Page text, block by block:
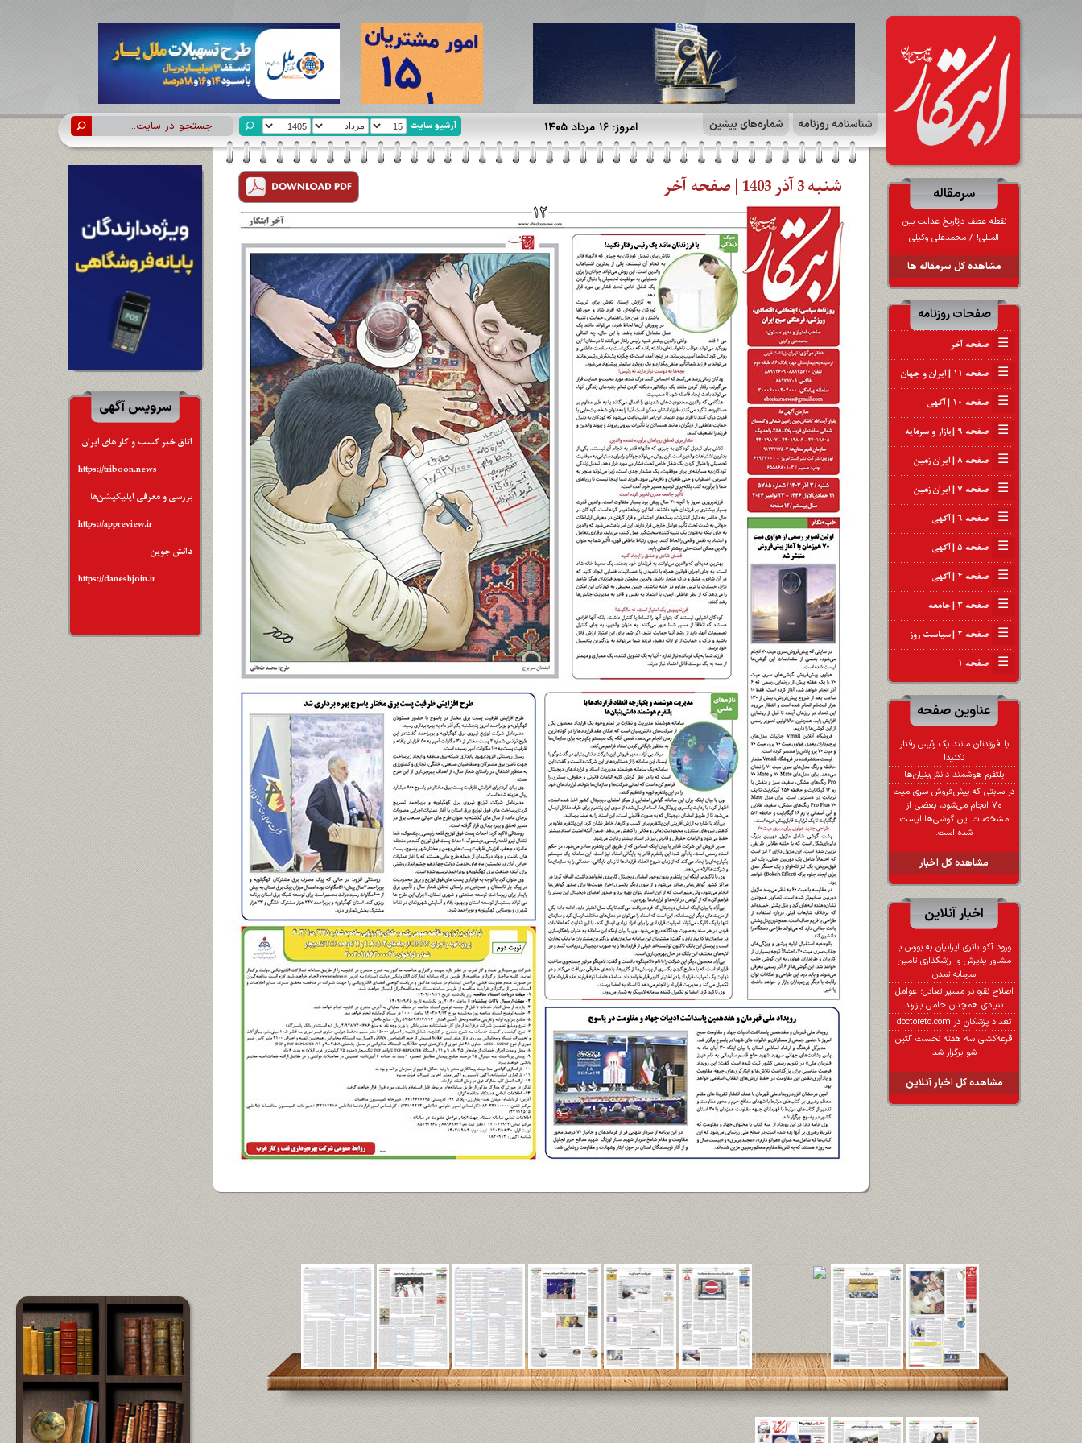
آرشیو سایت امروز: ۱۶ مرداد ۱۴۰۵ شناسنامه روزنامه شماره‌های پیشین
سرویس آگهی
اتاق خبر کسب و کار های ایران
https://triboon.news
بررسی و معرفی اپلیکیشن‌ها
https://appreview.ir
دانش جوین
https://daneshjoin.ir
سرمقاله
نقطه عطف درتاریخ عدالت بین
المللی! / محمدعلی وکیلی
مشاهده کل سرمقاله ها
صفحات روزنامه
☰ صفحه آخر
☰ صفحه ۱۱ | ایران و جهان
☰ صفحه ۱۰ | آگهی
☰ صفحه ۹ | بازار و سرمایه
☰ صفحه ۸ | ایران زمین
☰ صفحه ۷ | ایران زمین
☰ صفحه ۶ | آگهی
☰ صفحه ۵ | آگهی
☰ صفحه ۴ | آگهی
☰ صفحه ۳ | جامعه
☰ صفحه ۲ | سیاست روز
☰ صفحه ۱
عناوین صفحه
با فرزندتان مانند یک رئیس رفتار
نکنید!
پلتفرم هوشمند دانش‌بنیان‌ها
در سایتی که پیش‌فروش سری میت
۷۰ انجام می‌شود، بعضی از
مشخصات این گوشی‌ها لیست
شده است.
مشاهده کل اخبار
اخبار آنلاین
ورود آکو باتری ایرانیان به بورس با
مشاور پذیرش و ارزشگذاری تامین
سرمایه تمدن
اصلاح نقره در مسیر تعادل؛ عوامل
بنیادی همچنان حامی بازارند
تعداد پزشکان در doctoreto.com
قرعه‌کشی سه هفته نخست آلتین
شو برگزار شد
مشاهده کل اخبار آنلاین
شنبه 3 آذر 1403 | صفحه آخر